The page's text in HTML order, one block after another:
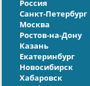
Россия
Санкт-Петербург
Москва
Ростов-на-Дону
Казань
Екатеринбург
Новосибирск
Хабаровск